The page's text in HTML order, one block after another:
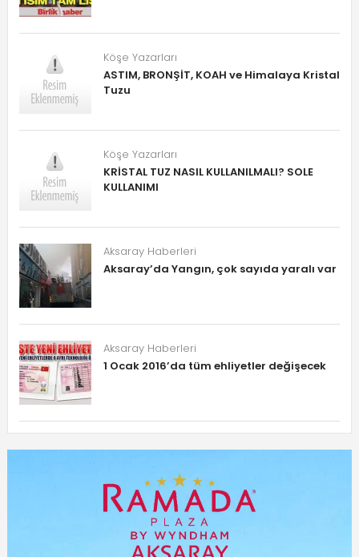
Köşe Yazarları
ASTIM, BRONŞİT, KOAH ve Himalaya Kristal
Tuzu
Köşe Yazarları
KRİSTAL TUZ NASIL KULLANILMALI? SOLE
KULLANIMI
Aksaray Haberleri
Aksaray’da Yangın, çok sayıda yaralı var
Aksaray Haberleri
1 Ocak 2016’da tüm ehliyetler değişecek